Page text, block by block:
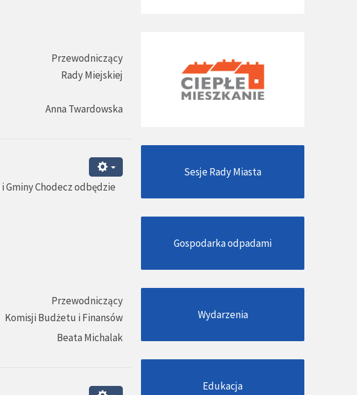
Przewodniczący
Rady Miejskiej
Anna Twardowska
Gminy Chodecz odbędzie
Przewodniczący
Komisji Budżetu i Finansów
Beata Michalak
Sesje Rady Miasta
Gospodarka odpadami
Wydarzenia
Edukacja